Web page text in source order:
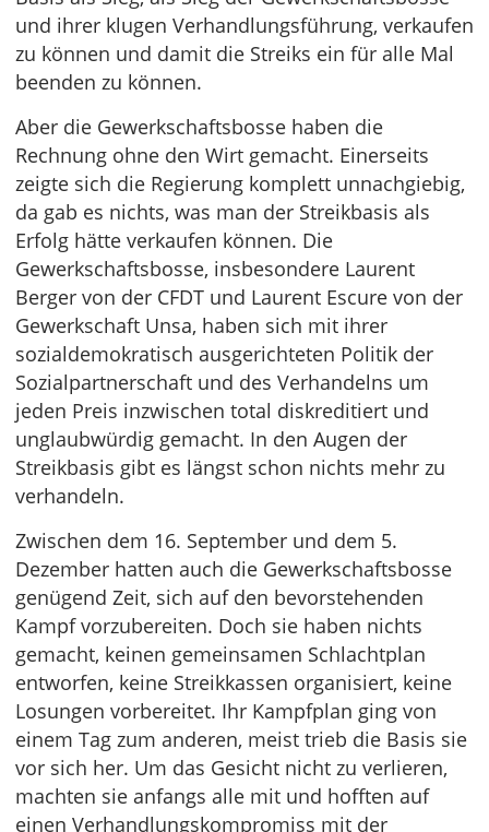
und ihrer klugen Verhandlungsführung, verkaufen
zu können und damit die Streiks ein für alle Mal
beenden zu können.
Aber die Gewerkschaftsbosse haben die
Rechnung ohne den Wirt gemacht. Einerseits
zeigte sich die Regierung komplett unnachgiebig,
da gab es nichts, was man der Streikbasis als
Erfolg hätte verkaufen können. Die
Gewerkschaftsbosse, insbesondere Laurent
Berger von der CFDT und Laurent Escure von der
Gewerkschaft Unsa, haben sich mit ihrer
sozialdemokratisch ausgerichteten Politik der
Sozialpartnerschaft und des Verhandelns um
jeden Preis inzwischen total diskreditiert und
unglaubwürdig gemacht. In den Augen der
Streikbasis gibt es längst schon nichts mehr zu
verhandeln.
Zwischen dem 16. September und dem 5.
Dezember hatten auch die Gewerkschaftsbosse
genügend Zeit, sich auf den bevorstehenden
Kampf vorzubereiten. Doch sie haben nichts
gemacht, keinen gemeinsamen Schlachtplan
entworfen, keine Streikkassen organisiert, keine
Losungen vorbereitet. Ihr Kampfplan ging von
einem Tag zum anderen, meist trieb die Basis sie
vor sich her. Um das Gesicht nicht zu verlieren,
machten sie anfangs alle mit und hofften auf
einen Verhandlungskompromiss mit der